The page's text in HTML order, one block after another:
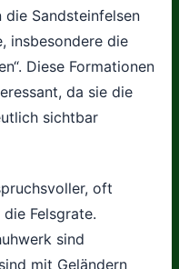
die Sandsteinfelsen
insbesondere die
Diese Formationen
da sie die
sichtbar
oft
Felsgrate.
sind
mit Geländern